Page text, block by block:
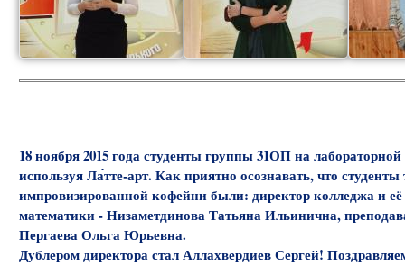
18 ноября 2015 года студенты группы 31ОП на
используя Ла́тте-арт. Как приятно осознавать, что
импровизированной кофейни были: директор колледжа и
математики - Низаметдинова Татьяна Ильинична,
Пергаева Ольга Юрьевна.
Дублером директора стал Аллахвердиев Сергей!